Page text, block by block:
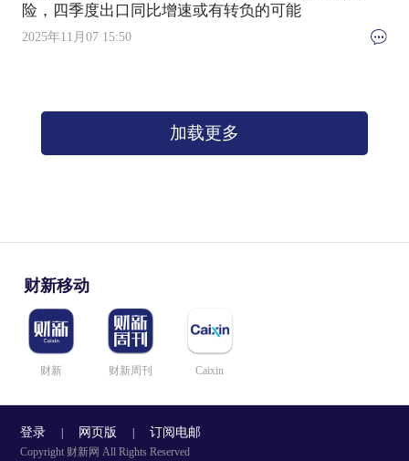
险，四季度出口同比增速或有转负的可能
2025年11月07 15:50
加载更多
财新移动
财新 财新周刊 Caixin
登录 网页版 订阅电邮
Copyright 财新网 All Rights Reserved